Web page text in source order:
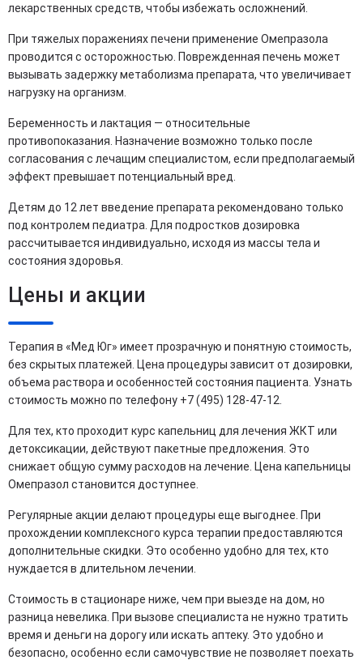
лекарственных средств, чтобы избежать осложнений.
При тяжелых поражениях печени применение Омепразола
проводится с осторожностью. Поврежденная печень может
вызывать задержку метаболизма препарата, что увеличивает
нагрузку на организм.
Беременность и лактация — относительные
противопоказания. Назначение возможно только после
согласования с лечащим специалистом, если предполагаемый
эффект превышает потенциальный вред.
Детям до 12 лет введение препарата рекомендовано только
под контролем педиатра. Для подростков дозировка
рассчитывается индивидуально, исходя из массы тела и
состояния здоровья.
Цены и акции
Терапия в «Мед Юг» имеет прозрачную и понятную стоимость,
без скрытых платежей. Цена процедуры зависит от дозировки,
объема раствора и особенностей состояния пациента. Узнать
стоимость можно по телефону +7 (495) 128-47-12.
Для тех, кто проходит курс капельниц для лечения ЖКТ или
детоксикации, действуют пакетные предложения. Это
снижает общую сумму расходов на лечение. Цена капельницы
Омепразол становится доступнее.
Регулярные акции делают процедуры еще выгоднее. При
прохождении комплексного курса терапии предоставляются
дополнительные скидки. Это особенно удобно для тех, кто
нуждается в длительном лечении.
Стоимость в стационаре ниже, чем при выезде на дом, но
разница невелика. При вызове специалиста не нужно тратить
время и деньги на дорогу или искать аптеку. Это удобно и
безопасно, особенно если самочувствие не позволяет поехать